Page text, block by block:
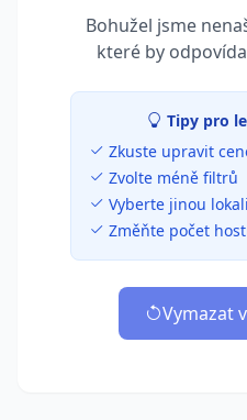
Bohužel jsme
které by
Tipy pro
Zkuste upravit
Zvolte méně filtrů
Vyberte jinou
Změňte počet
Vymazat